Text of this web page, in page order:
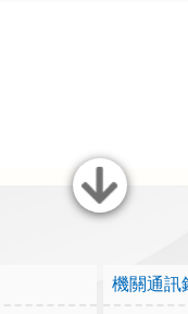
關閉
機關通訊